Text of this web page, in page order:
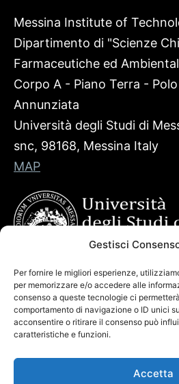
Gestisci
Per fornire le migliori esperienze,
per memorizzare e/o accedere alle
consenso a queste tecnologie ci
comportamento di navigazione o ID unici
acconsentire o ritirare il consenso può
caratteristiche e funzioni.
Accetta
Messina Institute of
Dipartimento di "Scienze
Farmaceutiche ed
Corpo A - Piano Terra -
Annunziata
Università degli Studi di
snc, 98168, Messina Italy
MAP